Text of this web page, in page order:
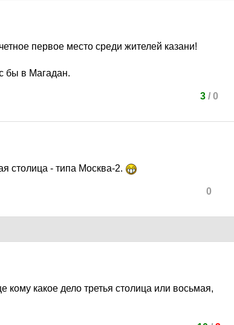
первое место среди жителей казани!
бы в Магадан.
3/ 0
столица - типа Москва-2.
0
кому какое дело третья столица или восьмая,